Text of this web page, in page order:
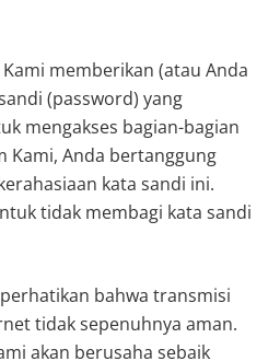
memberikan (atau Anda
(password) yang
mengakses bagian-bagian
Anda bertanggung
kata sandi ini.
tidak membagi kata sandi
bahwa transmisi
tidak sepenuhnya aman.
akan berusaha sebaik